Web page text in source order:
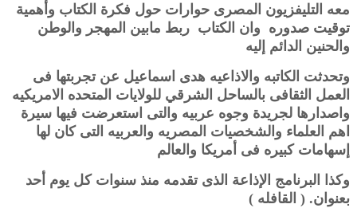
معه التليفزيون المصرى حوارات حول فكرة الكتاب وأهمية
توقيت صدوره وان الكتاب ربط مابين المهجر والوطن
والحنين الدائم إليه
وتحدثت الكاتبه والاذاعيه هدى اسماعيل عن تجربتها فى
العمل الثقافى بالساحل الشرقي للولايات المتحده الامريكيه
واصدارها لجريدة وجوه عربيه والتى استعرضت فيها سيرة
اهم العلماء والشخصيات المصريه والعربيه التى كان لها
إسهامات كبيره فى أمريكا والعالم
وكذا البرنامج الإذاعة الذى تقدمه منذ سنوات كل يوم أحد
بعنوان. ( القافله )